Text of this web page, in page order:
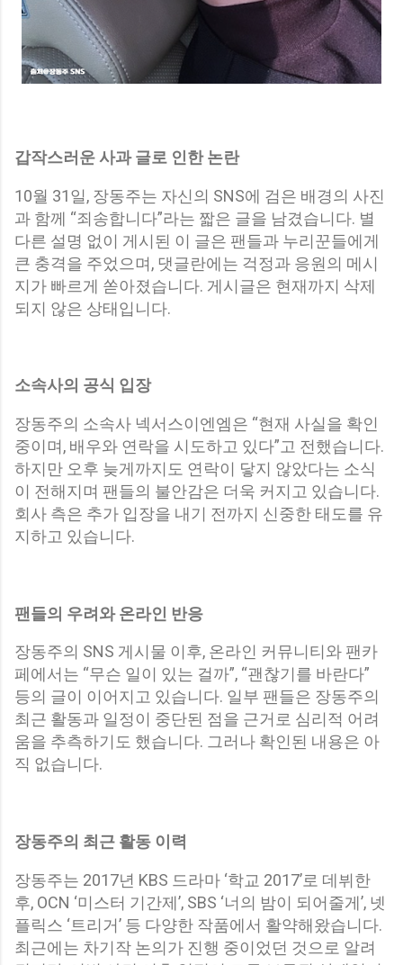
갑작스러운 사과 글로 인한 논란
10월 31일, 장동주는 자신의 SNS에 검은 배경의 사진
과 함께 “죄송합니다”라는 짧은 글을 남겼습니다. 별
다른 설명 없이 게시된 이 글은 팬들과 누리꾼들에게
큰 충격을 주었으며, 댓글란에는 걱정과 응원의 메시
지가 빠르게 쏟아졌습니다. 게시글은 현재까지 삭제
되지 않은 상태입니다.
소속사의 공식 입장
장동주의 소속사 넥서스이엔엠은 “현재 사실을 확인
중이며, 배우와 연락을 시도하고 있다”고 전했습니다.
하지만 오후 늦게까지도 연락이 닿지 않았다는 소식
이 전해지며 팬들의 불안감은 더욱 커지고 있습니다.
회사 측은 추가 입장을 내기 전까지 신중한 태도를 유
지하고 있습니다.
팬들의 우려와 온라인 반응
장동주의 SNS 게시물 이후, 온라인 커뮤니티와 팬카
페에서는 “무슨 일이 있는 걸까”, “괜찮기를 바란다”
등의 글이 이어지고 있습니다. 일부 팬들은 장동주의
최근 활동과 일정이 중단된 점을 근거로 심리적 어려
움을 추측하기도 했습니다. 그러나 확인된 내용은 아
직 없습니다.
장동주의 최근 활동 이력
장동주는 2017년 KBS 드라마 ‘학교 2017’로 데뷔한
후, OCN ‘미스터 기간제’, SBS ‘너의 밤이 되어줄게’, 넷
플릭스 ‘트리거’ 등 다양한 작품에서 활약해왔습니다.
최근에는 차기작 논의가 진행 중이었던 것으로 알려